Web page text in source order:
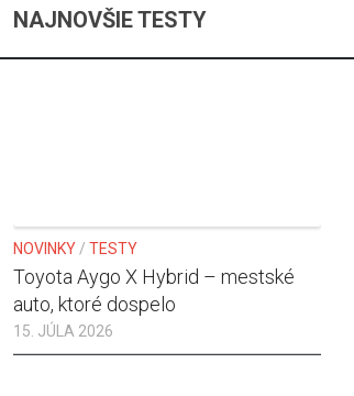
NAJNOVŠIE TESTY
NOVINKY / TESTY
Toyota Aygo X Hybrid – mestské
auto, ktoré dospelo
15. JÚLA 2026